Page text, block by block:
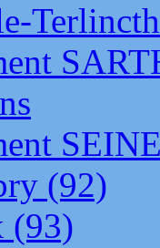
(92)
(93)